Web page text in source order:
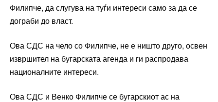
Филипче, да слугува на туѓи интереси само за да се
дограби до власт.
Ова СДС на чело со Филипче, не е ништо друго, освен
извршител на бугарската агенда и ги распродава
националните интереси.
Ова СДС и Венко Филипче се бугарскиот ас на